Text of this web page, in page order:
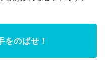
のばせ！